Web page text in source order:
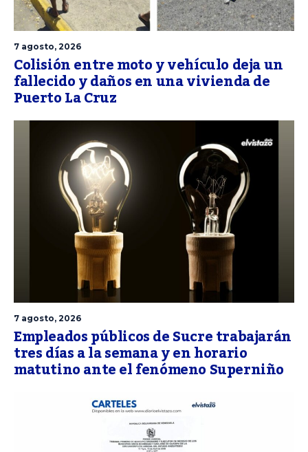
7 agosto, 2026
Colisión entre moto y vehículo deja un
fallecido y daños en una vivienda de
Puerto La Cruz
7 agosto, 2026
Empleados públicos de Sucre trabajarán
tres días a la semana y en horario
matutino ante el fenómeno Superniño